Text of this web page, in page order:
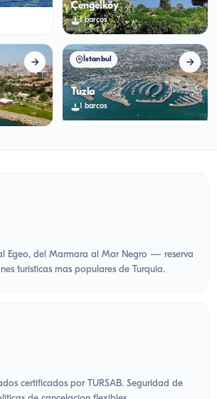
Çengelköy
1 barcos
İstanbul
Tuzla
1 barcos
Egeo, del Marmara al Mar Negro — reserva
turisticas mas populares de Turquia.
certificados por TURSAB. Seguridad de